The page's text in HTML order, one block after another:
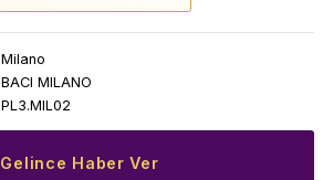
Milano
BACI MILANO
PL3.MIL02
Gelince Haber Ver